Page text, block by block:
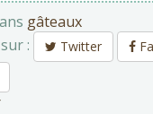
gâteaux
:
Twitter